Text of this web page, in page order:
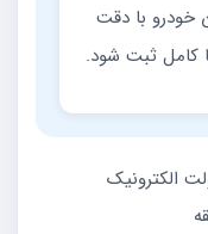
خودرو با دقت
کامل ثبت شود.